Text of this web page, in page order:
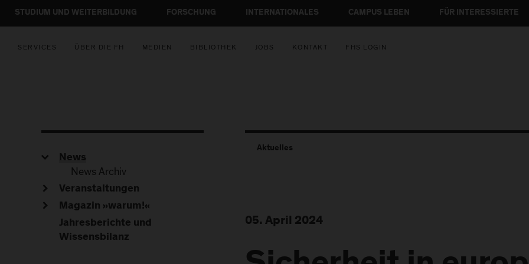
STUDIUM UND WEITERBILDUNG FORSCHUNG INTERNATIONALES CAMPUS LEBEN FÜR INTERESSIERTE
SERVICES ÜBER DIE FH MEDIEN BIBLIOTHEK JOBS KONTAKT FHS LOGIN
Aktuelles
05. April 2024
News
News Archiv
Veranstaltungen
Magazin »warum!«
Jahresberichte und
Wissensbilanz